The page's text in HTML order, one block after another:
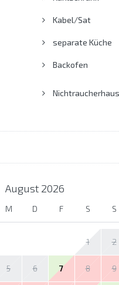
Kabel/Sat
separate Küche
Backofen
Nichtraucherhaus
August 2026
M D F S S
1 2
5 6 7 8 9